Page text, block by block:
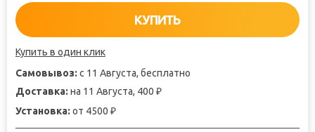
КУПИТЬ
Купить в один клик
Самовывоз: с 11 Августа, бесплатно
Доставка: на 11 Августа, 400 ₽
Установка: от 4500 ₽